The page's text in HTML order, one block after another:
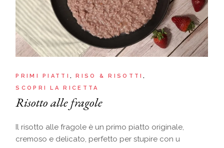
PRIMI PIATTI
RISO & RISOTTI
SCOPRI LA RICETTA
Risotto alle fragole
Il risotto alle fragole è un primo piatto originale,
cremoso e delicato, perfetto per stupire con u